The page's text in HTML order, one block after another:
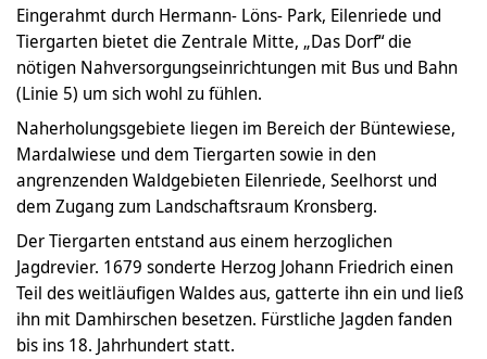
Eingerahmt durch Hermann- Löns- Park, Eilenriede und
Tiergarten bietet die Zentrale Mitte, „Das Dorf“ die
nötigen Nahversorgungseinrichtungen mit Bus und Bahn
(Linie 5) um sich wohl zu fühlen.
Naherholungsgebiete liegen im Bereich der Büntewiese,
Mardalwiese und dem Tiergarten sowie in den
angrenzenden Waldgebieten Eilenriede, Seelhorst und
dem Zugang zum Landschaftsraum Kronsberg.
Der Tiergarten entstand aus einem herzoglichen
Jagdrevier. 1679 sonderte Herzog Johann Friedrich einen
Teil des weitläufigen Waldes aus, gatterte ihn ein und ließ
ihn mit Damhirschen besetzen. Fürstliche Jagden fanden
bis ins 18. Jahrhundert statt.